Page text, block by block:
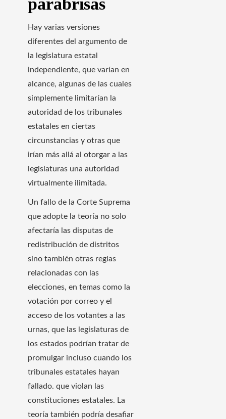
Hay varias versiones
diferentes del argumento de
la legislatura estatal
independiente, que varían en
alcance, algunas de las cuales
simplemente limitarían la
autoridad de los tribunales
estatales en ciertas
circunstancias y otras que
irían más allá al otorgar a las
legislaturas una autoridad
virtualmente ilimitada.
Un fallo de la Corte Suprema
que adopte la teoría no solo
afectaría las disputas de
redistribución de distritos
sino también otras reglas
relacionadas con las
elecciones, en temas como la
votación por correo y el
acceso de los votantes a las
urnas, que las legislaturas de
los estados podrían tratar de
promulgar incluso cuando los
tribunales estatales hayan
fallado. que violan las
constituciones estatales. La
teoría también podría desafiar